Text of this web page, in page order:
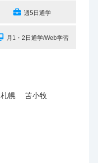
週5日通学
月1・2日通学/Web学習
札幌 苫小牧